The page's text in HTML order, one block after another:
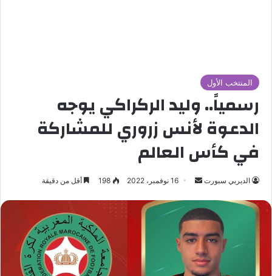
المنتخب الأول
رسمياً.. وليد الركراكي يوجه
الدعوة لأنس زروري للمشاركة
في كأس العالم
الديربي سبورت
س
ب
ي
16 نوفمبر، 2022 198 أقل من دقيقة